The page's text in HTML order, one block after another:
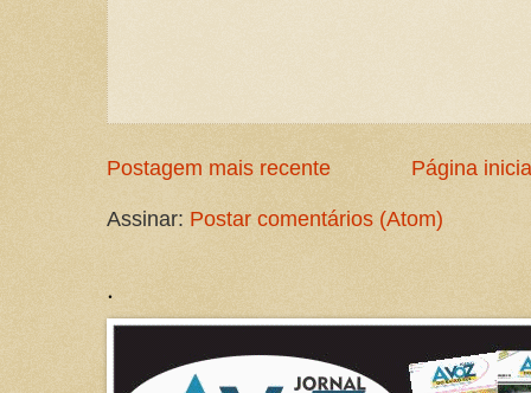
Postagem mais recente Página
Assinar: Postar comentários (Atom)
.